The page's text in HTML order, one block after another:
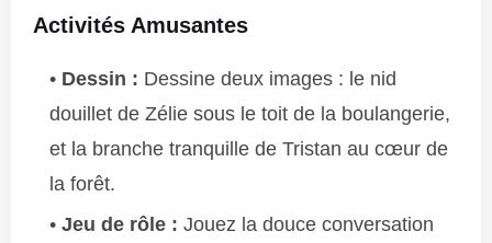
Activités Amusantes
Dessin : Dessine deux images : le nid
douillet de Zélie sous le toit de la boulangerie,
et la branche tranquille de Tristan au cœur de
la forêt.
Jeu de rôle : Jouez la douce conversation